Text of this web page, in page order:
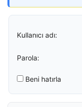
Kullanıcı adı:
Parola:
Beni hatırla